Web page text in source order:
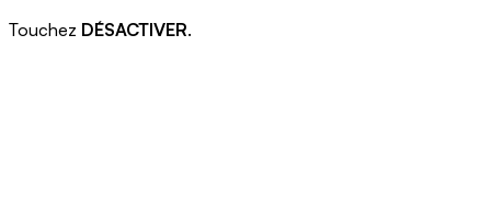
Touchez DÉSACTIVER.